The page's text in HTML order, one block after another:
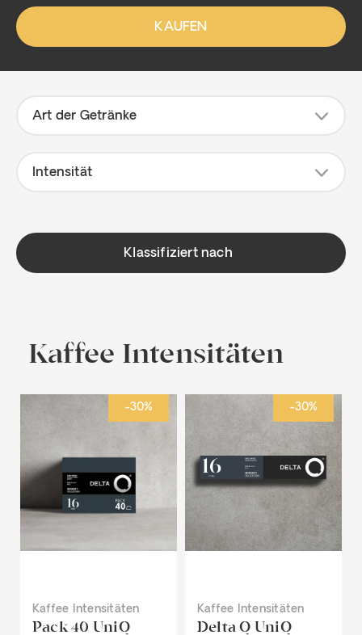
KAUFEN
Art der Getränke
Intensität
Klassifiziert nach
Kaffee Intensitäten
-30%
Kaffee Intensitäten
Pack 40 UniQ
-30%
Kaffee Intensitäten
Delta Q UniQ
27